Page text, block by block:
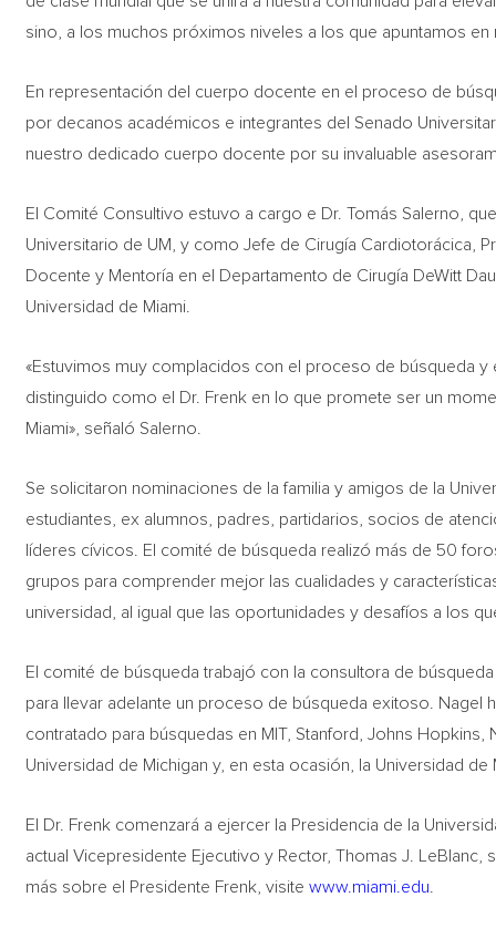
sino, a los muchos próximos niveles a los que apuntamos
En representación del cuerpo docente en el proceso de
por decanos académicos e integrantes del Senado
nuestro dedicado cuerpo docente por su invaluable
El Comité Consultivo estuvo a cargo e Dr. Tomás Salerno,
Universitario de UM, y como Jefe de Cirugía Cardiotorácica,
Docente y Mentoría en el Departamento de Cirugía DeWitt
Universidad de Miami.
«Estuvimos muy complacidos con el proceso de búsqueda
distinguido como el Dr. Frenk en lo que promete ser un
Miami», señaló Salerno.
Se solicitaron nominaciones de la familia y amigos de la
estudiantes, ex alumnos, padres, partidarios, socios de
líderes cívicos. El comité de búsqueda realizó más de 50
grupos para comprender mejor las cualidades y
universidad, al igual que las oportunidades y desafíos a los
El comité de búsqueda trabajó con la consultora de
para llevar adelante un proceso de búsqueda exitoso. Nagel
contratado para búsquedas en MIT, Stanford, Johns Hopkins,
Universidad de Michigan y, en esta ocasión, la Universidad de
El Dr. Frenk comenzará a ejercer la Presidencia de la
actual Vicepresidente Ejecutivo y Rector, Thomas J.
más sobre el Presidente Frenk, visitewww.miami.edu